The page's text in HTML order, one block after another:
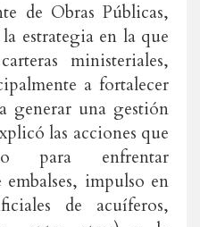
de Obras Públicas,
estrategia en la que
ministeriales,
a fortalecer
generar una gestión
las acciones que
para enfrentar
embalses, impulso en
de acuíferos,